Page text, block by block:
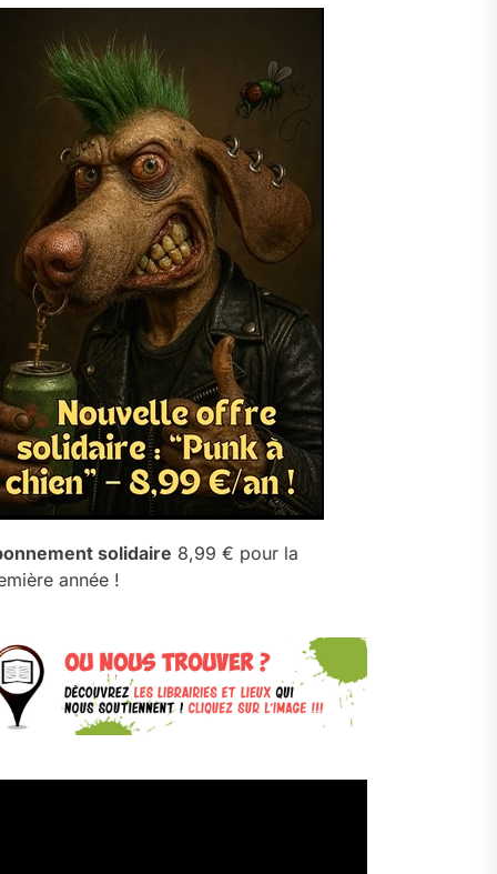
solidaire 8,99 € pour la
année !